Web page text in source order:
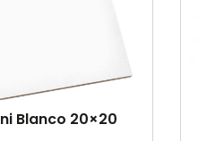
Blanco 20×20